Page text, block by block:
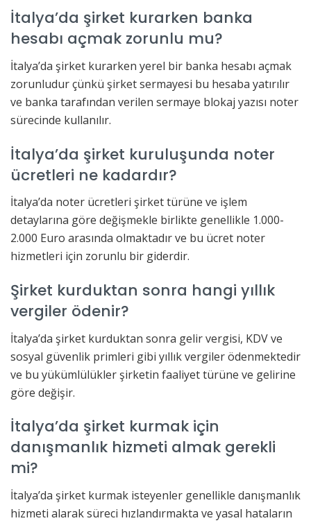
İtalya’da şirket kurarken banka
hesabı açmak zorunlu mu?
İtalya’da şirket kurarken yerel bir banka hesabı açmak
zorunludur çünkü şirket sermayesi bu hesaba yatırılır
ve banka tarafından verilen sermaye blokaj yazısı noter
sürecinde kullanılır.
İtalya’da şirket kuruluşunda noter
ücretleri ne kadardır?
İtalya’da noter ücretleri şirket türüne ve işlem
detaylarına göre değişmekle birlikte genellikle 1.000-
2.000 Euro arasında olmaktadır ve bu ücret noter
hizmetleri için zorunlu bir giderdir.
Şirket kurduktan sonra hangi yıllık
vergiler ödenir?
İtalya’da şirket kurduktan sonra gelir vergisi, KDV ve
sosyal güvenlik primleri gibi yıllık vergiler ödenmektedir
ve bu yükümlülükler şirketin faaliyet türüne ve gelirine
göre değişir.
İtalya’da şirket kurmak için
danışmanlık hizmeti almak gerekli
mi?
İtalya’da şirket kurmak isteyenler genellikle danışmanlık
hizmeti alarak süreci hızlandırmakta ve yasal hataların